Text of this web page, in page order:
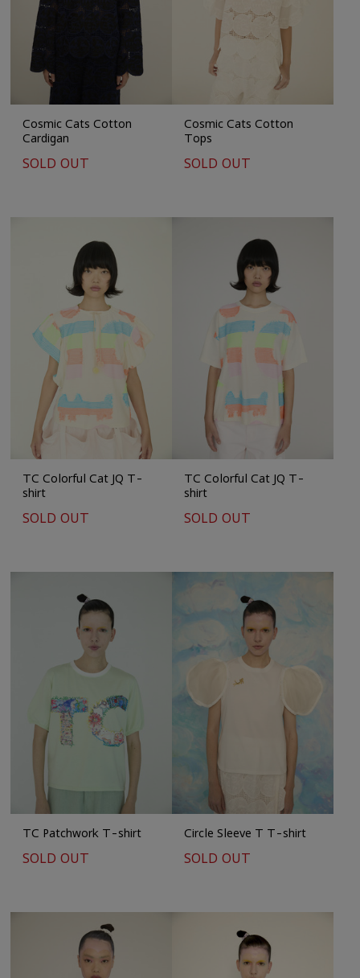
Cosmic Cats Cotton
Cardigan
SOLD OUT
Cosmic Cats Cotton
Tops
SOLD OUT
TC Colorful Cat JQ T-
shirt
SOLD OUT
TC Colorful Cat JQ T-
shirt
SOLD OUT
TC Patchwork T-shirt
SOLD OUT
Circle Sleeve T T-shirt
SOLD OUT